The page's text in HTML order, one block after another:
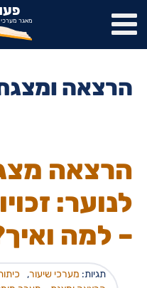
מאגר מערכי
הרצאה
הרצאה
לנוער:
– למה
תגיות: מערכי שיעור,